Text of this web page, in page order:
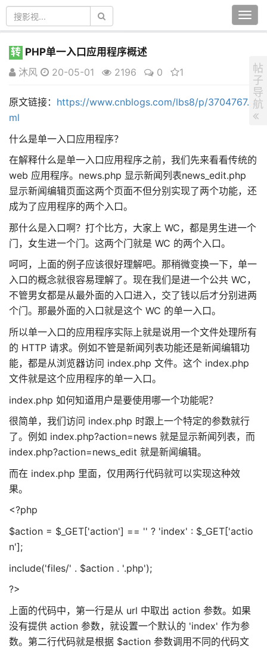
转 PHP单一入口应用程序概述
沐风
20-05-01 2196 0 1
原文链接： https://www.cnblogs.com/lbs8/p/3704767.ht
ml
什么是单一入口应用程序？
在解释什么是单一入口应用程序之前，我们先来看看传统的
web 应用程序。news.php 显示新闻列表news_edit.php
显示新闻编辑页面这两个页面不但分别实现了两个功能，还
成为了应用程序的两个入口。
那什么是入口啊？打个比方，大家上 WC，都是男生进一个
门，女生进一个门。这两个门就是 WC 的两个入口。
呵呵，上面的例子应该很好理解吧。那稍微变换一下，单一
入口的概念就很容易理解了。现在我们是进一个公共 WC，
不管男女都是从最外面的入口进入，交了钱以后才分别进两
个门。那最外面的入口就是这个 WC 的单一入口。
所以单一入口的应用程序实际上就是说用一个文件处理所有
的 HTTP 请求。例如不管是新闻列表功能还是新闻编辑功
能，都是从浏览器访问 index.php 文件。这个 index.php
文件就是这个应用程序的单一入口。
index.php 如何知道用户是要使用哪一个功能呢？
很简单，我们访问 index.php 时跟上一个特定的参数就行
了。例如 index.php?action=news 就是显示新闻列表，而
index.php?action=news_edit 就是新闻编辑。
而在 index.php 里面，仅用两行代码就可以实现这种效
果。
<?php
$action = $_GET['action'] == '' ? 'index' : $_GET['actio
n'];
include('files/' . $action . '.php');
?>
上面的代码中，第一行是从 url 中取出 action 参数。如果
没有提供 action 参数，就设置一个默认的 'index' 作为参
数。第二行代码就是根据 $action 参数调用不同的代码文
帖
子
导
航